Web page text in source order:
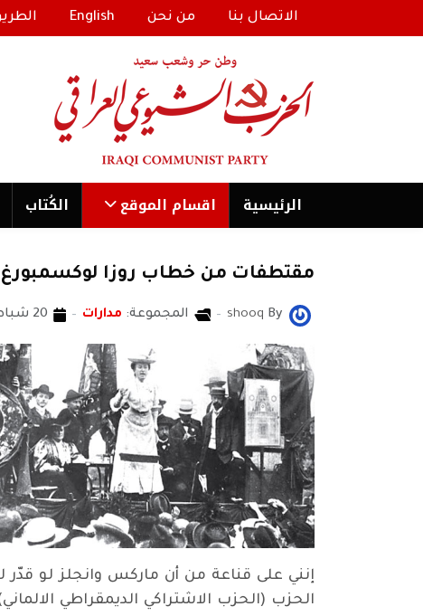
الاتصال بنا من نحن English
الرئیسية اقسام الموقع الكُتاب
مقتطفات من خطاب روزا لوكسمبورغ في 30 كانون الاول 1918 في مؤتمر تأسيس الحزب الشيوعي
By
shooq المجموعة: مدارات 20 شباط/فبراير 2019
إنني على قناعة من أن ماركس وانجلز لو
الحزب (الحزب الاشتراكي الديمقراطي